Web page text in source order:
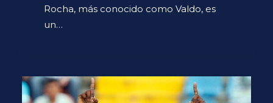
Rocha, más conocido como Valdo, es
un…